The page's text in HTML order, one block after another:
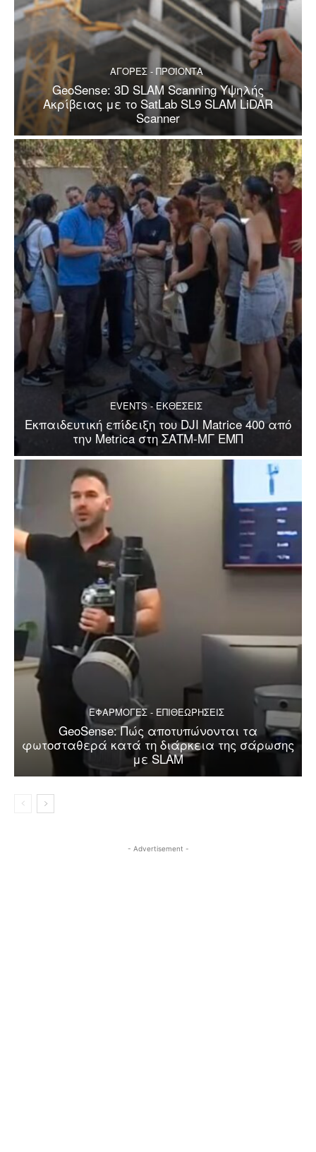
ΑΓΟΡΕΣ - ΠΡΟΪΟΝΤΑ
GeoSense: 3D SLAM Scanning Υψηλής
Ακρίβειας με το SatLab SL9 SLAM LiDAR
Scanner
EVENTS - ΕΚΘΕΣΕΙΣ
Εκπαιδευτική επίδειξη του DJI Matrice 400 από
την Metrica στη ΣΑΤΜ-ΜΓ ΕΜΠ
ΕΦΑΡΜΟΓΕΣ - ΕΠΙΘΕΩΡΗΣΕΙΣ
GeoSense: Πώς αποτυπώνονται τα
φωτοσταθερά κατά τη διάρκεια της σάρωσης
με SLAM
- Advertisement -